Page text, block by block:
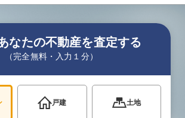
なたの不動産を査定する
（完全無料・入力１分）
戸建 土地